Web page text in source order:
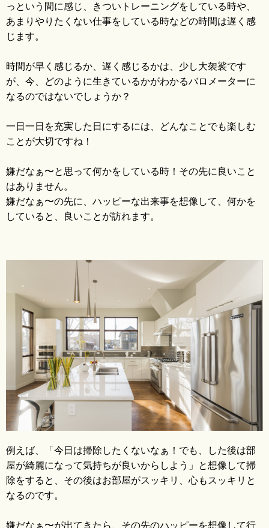
っという間に感じ、きついトレーニングをしている時や、
あまりやりたくない仕事をしている時などの時間は遅く感
じます。
時間が早く感じるか、遅く感じるかは、少し大袈裟です
が、今、どのように生きているかがわかるバロメーターに
なるのではないでしょうか？
一日一日を充実した日にするには、どんなことでも楽しむ
ことが大切ですね！
嫌だなぁ〜と思って何かをしている時！その先に良いこと
はありません。
嫌だなぁ〜の先に、ハッピーな出来事を想像して、何かを
していると、良いことが訪れます。
例えば、「今日は掃除したくないなぁ！でも、した後は部
屋が綺麗になって気持ちが良いからしよう」
と想像して掃
除をすると、その後はお部屋がスッキリ、心もスッキリと
なるのです。
嫌だなぁ〜が出てきたら、その先のハッピーを想像して行